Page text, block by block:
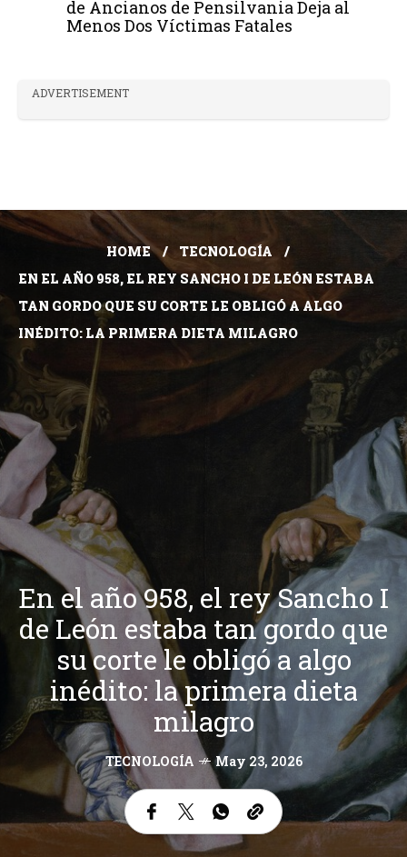
de Ancianos de Pensilvania Deja al
Menos Dos Víctimas Fatales
ADVERTISEMENT
HOME
TECNOLOGÍA
EN EL AÑO 958, EL REY SANCHO I DE LEÓN ESTABA
TAN GORDO QUE SU CORTE LE OBLIGÓ A ALGO
INÉDITO: LA PRIMERA DIETA MILAGRO
En el año 958, el rey Sancho I
de León estaba tan gordo que
su corte le obligó a algo
inédito: la primera dieta
milagro
TECNOLOGÍA May 23, 2026